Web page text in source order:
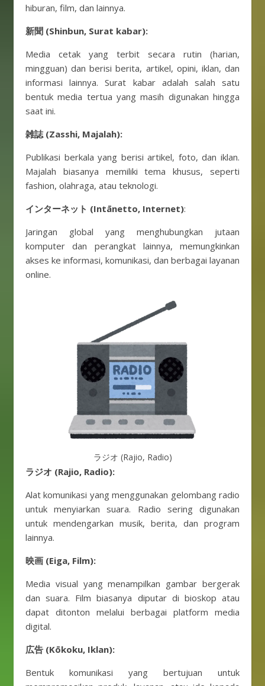
hiburan, film, dan lainnya.
新聞 (Shinbun, Surat kabar):
Media cetak yang terbit secara rutin (harian,
mingguan) dan berisi berita, artikel, opini, iklan, dan
informasi lainnya. Surat kabar adalah salah satu
bentuk media tertua yang masih digunakan hingga
saat ini.
雑誌 (Zasshi, Majalah):
Publikasi berkala yang berisi artikel, foto, dan iklan.
Majalah biasanya memiliki tema khusus, seperti
fashion, olahraga, atau teknologi.
インターネット (Intānetto, Internet):
Jaringan global yang menghubungkan jutaan
komputer dan perangkat lainnya, memungkinkan
akses ke informasi, komunikasi, dan berbagai layanan
online.
ラジオ (Rajio, Radio)
ラジオ (Rajio, Radio):
Alat komunikasi yang menggunakan gelombang radio
untuk menyiarkan suara. Radio sering digunakan
untuk mendengarkan musik, berita, dan program
lainnya.
映画 (Eiga, Film):
Media visual yang menampilkan gambar bergerak
dan suara. Film biasanya diputar di bioskop atau
dapat ditonton melalui berbagai platform media
digital.
広告 (Kōkoku, Iklan):
Bentuk komunikasi yang bertujuan untuk